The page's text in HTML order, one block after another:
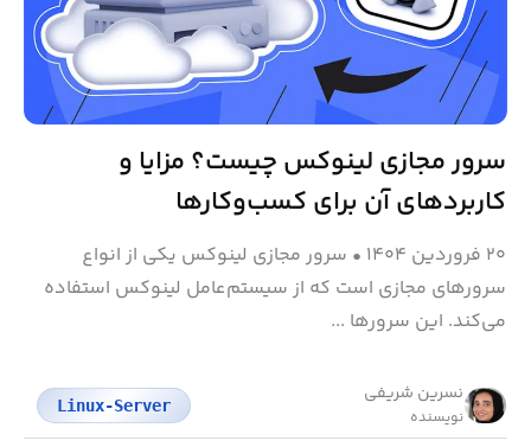
سرور مجازی لینوکس چیست؟ مزایا و
کاربردهای آن برای کسب‌وکارها
۲۰ فروردین ۱۴۰۴ • سرور مجازی لینوکس یکی از انواع
سرورهای مجازی است که از سیستم‌عامل لینوکس استفاده
می‌کند. این سرورها ...
نسرین شریفی
نویسنده
Linux-Server